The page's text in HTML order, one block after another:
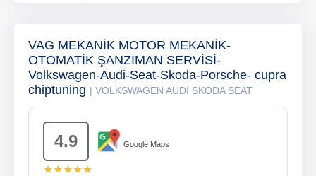
VAG MEKANİK MOTOR MEKANİK-
OTOMATİK ŞANZIMAN SERVİSİ-
Volkswagen-Audi-Seat-Skoda-Porsche- cupra
chiptuning | VOLKSWAGEN AUDI SKODA SEAT
4.9 Google Maps
★★★★★